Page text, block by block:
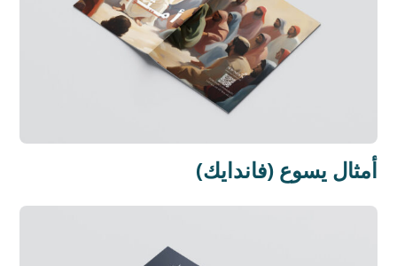
(فاندايك) أمثال يسوع